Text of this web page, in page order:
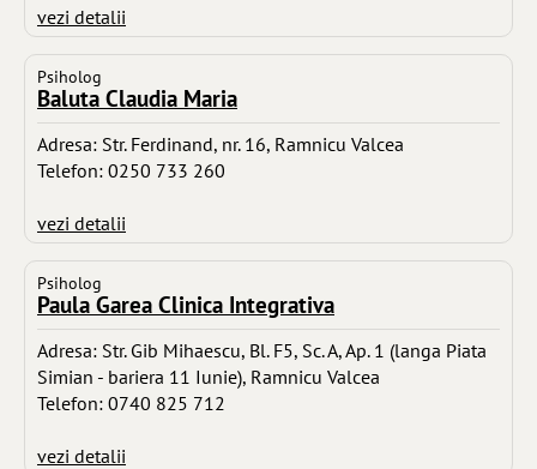
vezi detalii
Psiholog
Baluta Claudia Maria
Adresa: Str. Ferdinand, nr. 16, Ramnicu Valcea
Telefon: 0250 733 260
vezi detalii
Psiholog
Paula Garea Clinica Integrativa
Adresa: Str. Gib Mihaescu, Bl. F5, Sc. A, Ap. 1 (langa Piata
Simian - bariera 11 Iunie), Ramnicu Valcea
Telefon: 0740 825 712
vezi detalii